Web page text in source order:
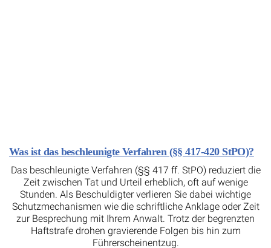
Was ist das beschleunigte Verfahren (§§ 417-420 StPO)?
Das beschleunigte Verfahren (§§ 417 ff. StPO) reduziert die
Zeit zwischen Tat und Urteil erheblich, oft auf wenige
Stunden. Als Beschuldigter verlieren Sie dabei wichtige
Schutzmechanismen wie die schriftliche Anklage oder Zeit
zur Besprechung mit Ihrem Anwalt. Trotz der begrenzten
Haftstrafe drohen gravierende Folgen bis hin zum
Führerscheinentzug.